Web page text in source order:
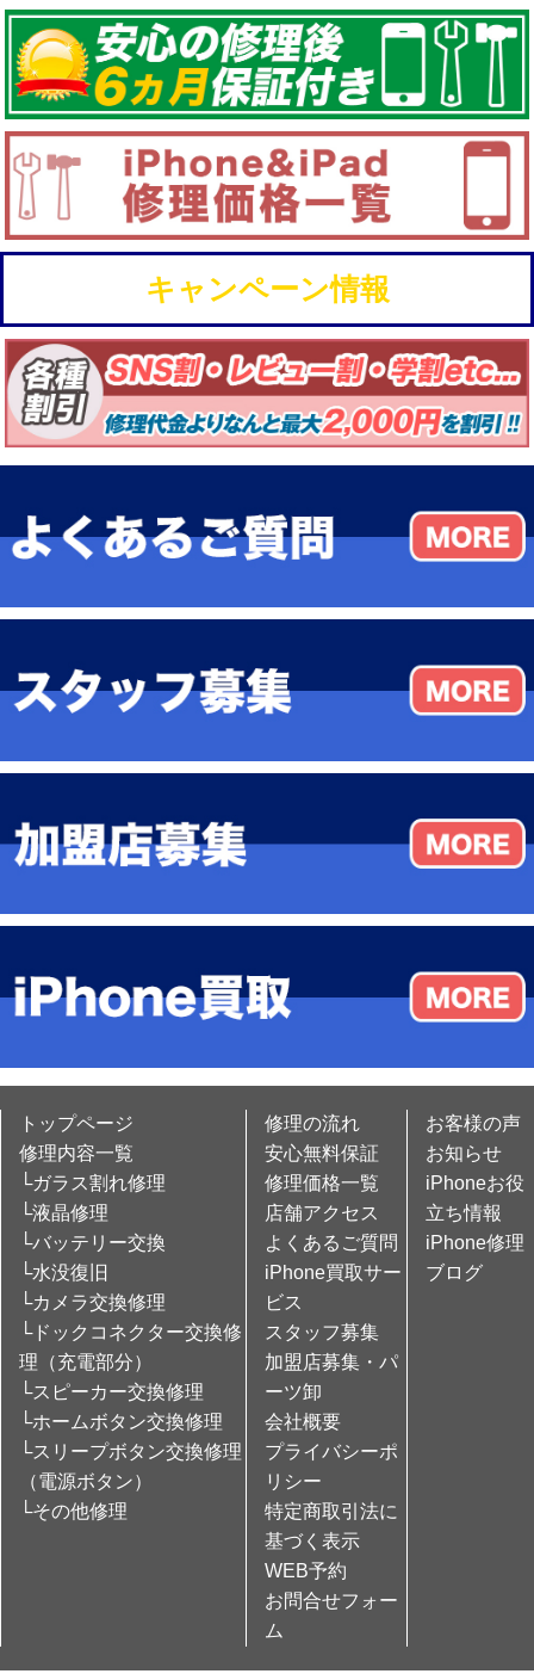
キャンペーン情報
トップページ
修理内容一覧
└ガラス割れ修理
└液晶修理
└バッテリー交換
└水没復旧
└カメラ交換修理
└ドックコネクター交換修
理（充電部分）
└スピーカー交換修理
└ホームボタン交換修理
└スリープボタン交換修理
（電源ボタン）
└その他修理
修理の流れ
安心無料保証
修理価格一覧
店舗アクセス
よくあるご質問
iPhone買取サー
ビス
スタッフ募集
加盟店募集・パ
ーツ卸
会社概要
プライバシーポ
リシー
特定商取引法に
基づく表示
WEB予約
お問合せフォー
ム
お客様の声
お知らせ
iPhoneお役
立ち情報
iPhone修理
ブログ